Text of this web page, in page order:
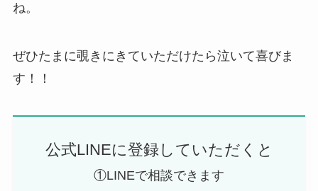
ね。
ぜひたまに覗きにきていただけたら泣いて喜びま
す！！
公式LINEに登録していただくと
①LINEで相談できます